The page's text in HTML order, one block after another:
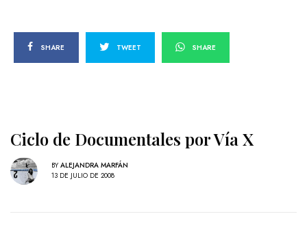
SHARE TWEET SHARE
Ciclo de Documentales por Vía X
BY ALEJANDRA MARFÁN
13 DE JULIO DE 2008